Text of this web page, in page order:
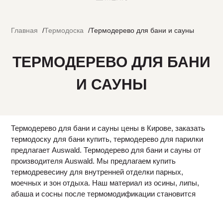
Главная Термодоска Термодерево для бани и сауны
ТЕРМОДЕРЕВО ДЛЯ БАНИ
И САУНЫ
Термодерево для бани и сауны цены в Кирове, заказать
термодоску для бани купить, термодерево для парилки
предлагает Auswald. Термодерево для бани и сауны от
производителя Auswald. Мы предлагаем купить
термодревесину для внутренней отделки парных,
моечных и зон отдыха. Наш материал из осины, липы,
абаша и сосны после термомодификации становится